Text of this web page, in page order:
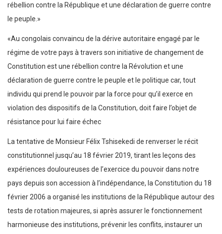
rébellion contre la République et une déclaration de guerre contre
le peuple.»
«Au congolais convaincu de la dérive autoritaire engagé par le
régime de votre pays à travers son initiative de changement de
Constitution est une rébellion contre la Révolution et une
déclaration de guerre contre le peuple et le politique car, tout
individu qui prend le pouvoir par la force pour qu’il exerce en
violation des dispositifs de la Constitution, doit faire l’objet de
résistance pour lui faire échec
La tentative de Monsieur Félix Tshisekedi de renverser le récit
constitutionnel jusqu’au 18 février 2019, tirant les leçons des
expériences douloureuses de l’exercice du pouvoir dans notre
pays depuis son accession à l’indépendance, la Constitution du 18
février 2006 a organisé les institutions de la République autour des
tests de rotation majeures, si après assurer le fonctionnement
harmonieuse des institutions, prévenir les conflits, instaurer un